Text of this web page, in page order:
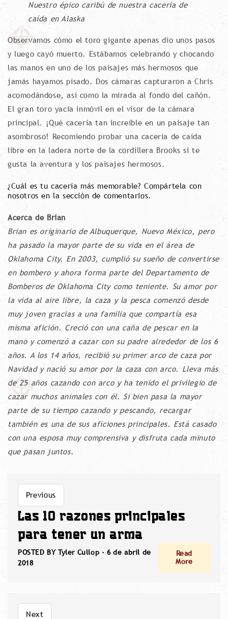
Nuestro épico caribú de nuestra cacería de
caída en Alaska
Observamos cómo el toro gigante apenas dio unos pasos
y luego cayó muerto. Estábamos celebrando y chocando
las manos en uno de los paisajes más hermosos que
jamás hayamos pisado. Dos cámaras capturaron a Chris
acomodándose, así como la mirada al fondo del cañón.
El gran toro yacía inmóvil en el visor de la cámara
principal. ¡Qué cacería tan increíble en un paisaje tan
asombroso! Recomiendo probar una cacería de caída
libre en la ladera norte de la cordillera Brooks si te
gusta la aventura y los paisajes hermosos.
¿Cuál es tu cacería más memorable? Compártela con
nosotros en la sección de comentarios.
Acerca de Brian
Brian es originario de Albuquerque, Nuevo México, pero
ha pasado la mayor parte de su vida en el área de
Oklahoma City. En 2003, cumplió su sueño de convertirse
en bombero y ahora forma parte del Departamento de
Bomberos de Oklahoma City como teniente. Su amor por
la vida al aire libre, la caza y la pesca comenzó desde
muy joven gracias a una familia que compartía esa
misma afición. Creció con una caña de pescar en la
mano y comenzó a cazar con su padre alrededor de los 6
años. A los 14 años, recibió su primer arco de caza por
Navidad y nació su amor por la caza con arco. Lleva más
de 25 años cazando con arco y ha tenido el privilegio de
cazar muchos animales con él. Si bien pasa la mayor
parte de su tiempo cazando y pescando, recargar
también es una de sus aficiones principales. Está casado
con una esposa muy comprensiva y disfruta cada minuto
que pasan juntos.
Previous
Las 10 razones principales
para tener un arma
POSTED BY Tyler Cullop · 6 de abril de
2018
Read
More
Next